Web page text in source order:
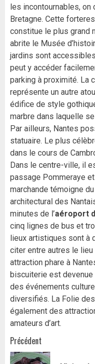
les incontournables,
Bretagne. Cette
constitue le plus grand
abrite le Musée
jardins sont
peut y accéder
parking à proximité. La
représente un autre
édifice de style
marbre dans laquelle
Par ailleurs, Nantes
statuaire. Le plus
dans le cours de
Dans le centre-ville, il
passage Pommeraye
marchande témoigne
architectural des
minutes de l’aéroport
cinq lignes de bus et
lieux artistiques sont à
citer entre autres le
attraction phare à
biscuiterie est devenue
des événements
diversifiés. La Folie
également des
amateurs d’art.
Navigation
Précédent